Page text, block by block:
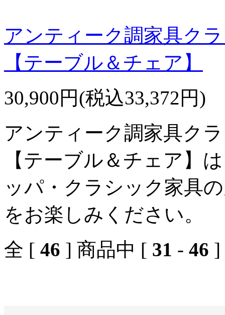
アンティーク調家具ク
【テーブル＆チェア】
30,900円(税込33,372円)
アンティーク調家具ク
【テーブル＆チェア】
ッパ・クラシック家具
をお楽しみください。
全 [ 46 ] 商品中 [ 31 - 46 ]